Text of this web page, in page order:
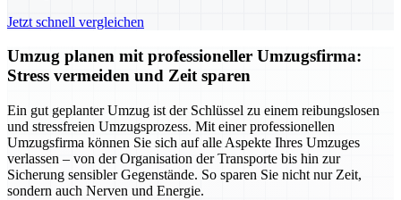
Jetzt schnell vergleichen
Umzug planen mit professioneller Umzugsfirma:
Stress vermeiden und Zeit sparen
Ein gut geplanter Umzug ist der Schlüssel zu einem reibungslosen
und stressfreien Umzugsprozess. Mit einer professionellen
Umzugsfirma können Sie sich auf alle Aspekte Ihres Umzuges
verlassen – von der Organisation der Transporte bis hin zur
Sicherung sensibler Gegenstände. So sparen Sie nicht nur Zeit,
sondern auch Nerven und Energie.